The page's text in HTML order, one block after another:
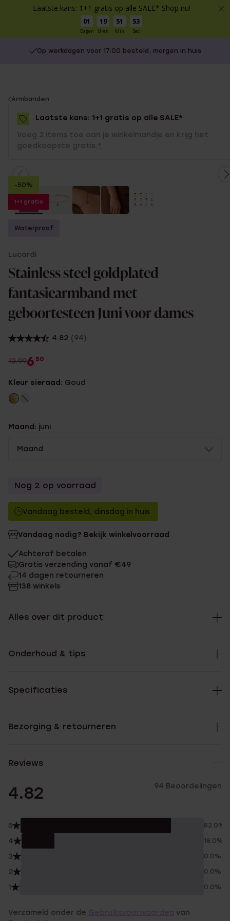
Laatste kans: 1+1 gratis op alle SALE* Shop nu!
01
Dagen
19
Uren
51
Min
52
Sec
Op werkdagen voor 17:00 besteld, morgen in huis
You
are
here:
Armbanden
Laatste kans: 1+1 gratis op alle SALE*
Voeg 2 items toe aan je winkelmandje en krijg het
goedkoopste gratis. *
-50%
1+1 gratis
Waterproof
Lucardi
Stainless steel goldplated
fantasiearmband met
geboortesteen Juni voor dames
4.82 (94)
12.996 50
Kleur sieraad: Goud
Maand: juni
Maand
Nog 2 op voorraad
Vandaag besteld, dinsdag in huis
Vandaag nodig? Bekijk winkelvoorraad
Achteraf betalen
Gratis verzending vanaf €49
14 dagen retourneren
138 winkels
Alles over dit product
Onderhoud & tips
Specificaties
Bezorging & retourneren
Reviews
4.82 94 Beoordelingen
5 82.0%
4 18.0%
3 0.0%
2 0.0%
1 0.0%
Verzameld onder de
van